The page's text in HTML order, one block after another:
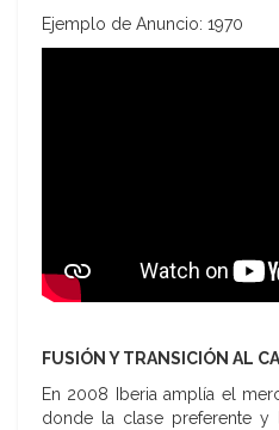
Ejemplo de Anuncio: 1970
FUSIÓN Y TRANSICIÓN AL
En 2008 Iberia amplía el
donde la clase preferente